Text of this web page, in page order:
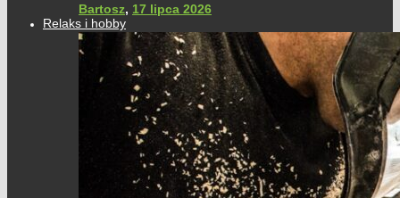
Bartosz, 17 lipca 2026
Relaks i hobby